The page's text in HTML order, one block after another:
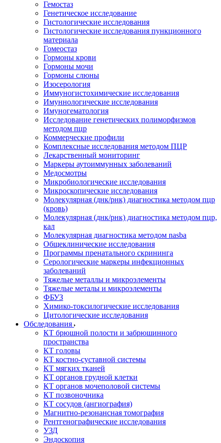
Гемостаз
Генетическое исследование
Гистологические исследования
Гистологические исследования пункционного
материала
Гомеостаз
Гормоны крови
Гормоны мочи
Гормоны слюны
Изосерология
Иммуногистохимические исследования
Имуннологические исследования
Имуногематология
Исследование генетических полиморфизмов
методом пцр
Коммерческие профили
Комплексные исследования методом ПЦР
Лекарственный мониторинг
Маркеры аутоиммунных заболеваний
Медосмотры
Микробиологические исследования
Микроскопические исследования
Молекулярная (днк/рнк) диагностика методом пцр
(кровь)
Молекулярная (днк/рнк) диагностика методом пцр,
кал
Молекулярная диагностика методом nasba
Общеклинические исследования
Программы пренатального скрининга
Серологические маркеры инфекционных
заболеваний
Тяжелые металлы и микроэлементы
Тяжелые металы и микроэлементы
ФБУЗ
Химико-токсилогические исследования
Цитологические исследования
Обследования
КТ брюшной полости и забрюшинного
пространства
КТ головы
КТ костно-суставной системы
КТ мягких тканей
КТ органов грудной клетки
КТ органов мочеполовой системы
КТ позвоночника
КТ сосудов (ангиография)
Магнитно-резонансная томография
Рентгенографические исследования
УЗД
Эндоскопия